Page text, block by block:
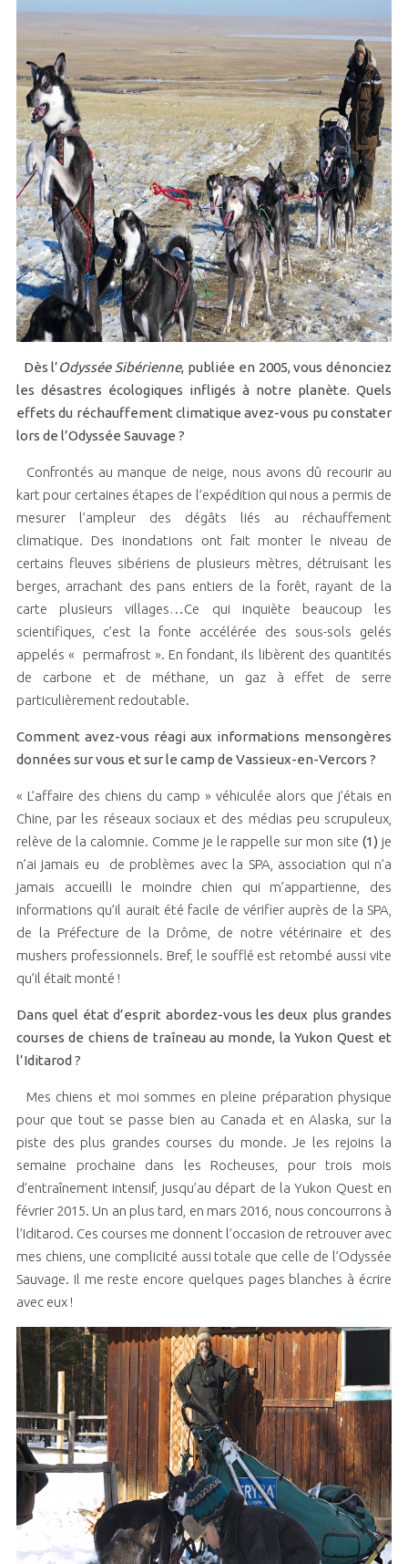
Dès l’Odyssée Sibérienne, publiée en 2005, vous dénonciez
les désastres écologiques infligés à notre planète. Quels
effets du réchauffement climatique avez-vous pu constater
lors de l’Odyssée Sauvage ?
Confrontés au manque de neige, nous avons dû recourir au
kart pour certaines étapes de l’expédition qui nous a permis de
mesurer l’ampleur des dégâts liés au réchauffement
climatique. Des inondations ont fait monter le niveau de
certains fleuves sibériens de plusieurs mètres, détruisant les
berges, arrachant des pans entiers de la forêt, rayant de la
carte plusieurs villages…Ce qui inquiète beaucoup les
scientifiques, c’est la fonte accélérée des sous-sols gelés
appelés « permafrost ». En fondant, ils libèrent des quantités
de carbone et de méthane, un gaz à effet de serre
particulièrement redoutable.
Comment avez-vous réagi aux informations mensongères
données sur vous et sur le camp de Vassieux-en-Vercors ?
« L’affaire des chiens du camp » véhiculée alors que j’étais en
Chine, par les réseaux sociaux et des médias peu scrupuleux,
relève de la calomnie. Comme je le rappelle sur mon site(1) je
n’ai jamais eu de problèmes avec la SPA, association qui n’a
jamais accueilli le moindre chien qui m’appartienne, des
informations qu’il aurait été facile de vérifier auprès de la SPA,
de la Préfecture de la Drôme, de notre vétérinaire et des
mushers professionnels. Bref, le soufflé est retombé aussi vite
qu’il était monté !
Dans quel état d’esprit abordez-vous les deux plus grandes
courses de chiens de traîneau au monde, la Yukon Quest et
l’Iditarod ?
Mes chiens et moi sommes en pleine préparation physique
pour que tout se passe bien au Canada et en Alaska, sur la
piste des plus grandes courses du monde. Je les rejoins la
semaine prochaine dans les Rocheuses, pour trois mois
d’entraînement intensif, jusqu’au départ de la Yukon Quest en
février 2015. Un an plus tard, en mars 2016, nous concourrons à
l’Iditarod. Ces courses me donnent l’occasion de retrouver avec
mes chiens, une complicité aussi totale que celle de l’Odyssée
Sauvage. Il me reste encore quelques pages blanches à écrire
avec eux !